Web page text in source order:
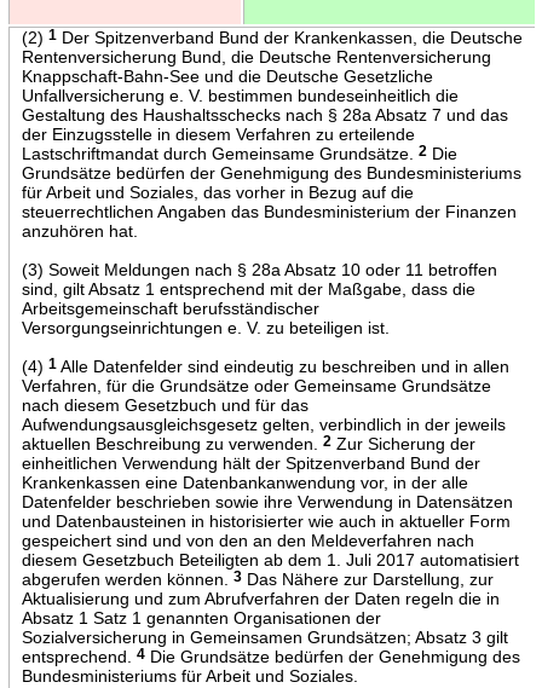
(2) 1Der Spitzenverband Bund der Krankenkassen, die Deutsche
Rentenversicherung Bund, die Deutsche Rentenversicherung
Knappschaft-Bahn-See und die Deutsche Gesetzliche
Unfallversicherung e. V. bestimmen bundeseinheitlich die
Gestaltung des Haushaltsschecks nach § 28a Absatz 7 und das
der Einzugsstelle in diesem Verfahren zu erteilende
Lastschriftmandat durch Gemeinsame Grundsätze.
2Die
Grundsätze bedürfen der Genehmigung des Bundesministeriums
für Arbeit und Soziales, das vorher in Bezug auf die
steuerrechtlichen Angaben das Bundesministerium der Finanzen
anzuhören hat.
(3) Soweit Meldungen nach § 28a Absatz 10 oder 11 betroffen
sind, gilt Absatz 1 entsprechend mit der Maßgabe, dass die
Arbeitsgemeinschaft berufsständischer
Versorgungseinrichtungen e. V. zu beteiligen ist.
(4) 1Alle Datenfelder sind eindeutig zu beschreiben und in allen
Verfahren, für die Grundsätze oder Gemeinsame Grundsätze
nach diesem Gesetzbuch und für das
Aufwendungsausgleichsgesetz gelten, verbindlich in der jeweils
aktuellen Beschreibung zu verwenden.
2Zur Sicherung der
einheitlichen Verwendung hält der Spitzenverband Bund der
Krankenkassen eine Datenbankanwendung vor, in der alle
Datenfelder beschrieben sowie ihre Verwendung in Datensätzen
und Datenbausteinen in historisierter wie auch in aktueller Form
gespeichert sind und von den an den Meldeverfahren nach
diesem Gesetzbuch Beteiligten ab dem 1. Juli 2017 automatisiert
abgerufen werden können.
3Das Nähere zur Darstellung, zur
Aktualisierung und zum Abrufverfahren der Daten regeln die in
Absatz 1 Satz 1 genannten Organisationen der
Sozialversicherung in Gemeinsamen Grundsätzen; Absatz 3 gilt
entsprechend.
4Die Grundsätze bedürfen der Genehmigung des
Bundesministeriums für Arbeit und Soziales.